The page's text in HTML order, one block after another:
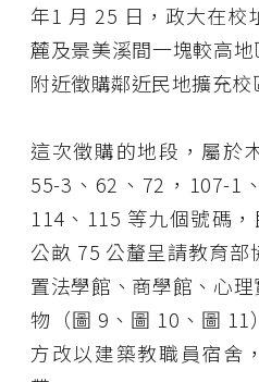
年1 月 25 日，政大在校
麓及景美溪間一塊較高
附近徵購鄰近民地擴充校
這次徵購的地段，屬於
55-3、62、72，107-1
114、115 等九個號碼
公畝 75 公釐呈請教育
置法學館、商學館、心
物（圖 9、圖 10、圖
方改以建築教職員宿舍